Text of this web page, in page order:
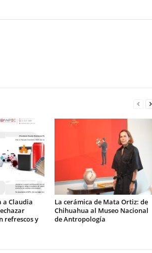
a Claudia
refrescos y
La cerámica de Mata Ortiz: de
Chihuahua al Museo Nacional
de Antropología